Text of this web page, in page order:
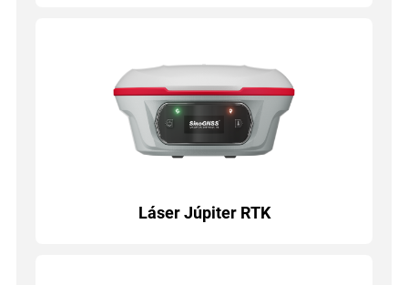
Láser Júpiter RTK